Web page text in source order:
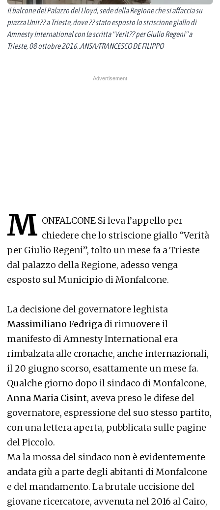
Il balcone del Palazzo del Lloyd, sede della Regione che si affaccia su
piazza Unit?? a Trieste, dove ?? stato esposto lo striscione giallo di
Amnesty International con la scritta "Verit?? per Giulio Regeni" a
Trieste, 08 ottobre 2016..ANSA/FRANCESCO DE FILIPPO
M ONFALCONE Si leva l’appello per
chiedere che lo striscione giallo “Verità
per Giulio Regeni”, tolto un mese fa a Trieste
dal palazzo della Regione, adesso venga
esposto sul Municipio di Monfalcone.
La decisione del governatore leghista
Massimiliano Fedriga di rimuovere il
manifesto di Amnesty International era
rimbalzata alle cronache, anche internazionali,
il 20 giugno scorso, esattamente un mese fa.
Qualche giorno dopo il sindaco di Monfalcone,
Anna Maria Cisint, aveva preso le difese del
governatore, espressione del suo stesso partito,
con una lettera aperta, pubblicata sulle pagine
del Piccolo.
Ma la mossa del sindaco non è evidentemente
andata giù a parte degli abitanti di Monfalcone
e del mandamento. La brutale uccisione del
giovane ricercatore, avvenuta nel 2016 al Cairo,